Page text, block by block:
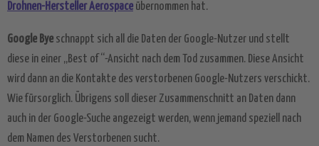
Drohnen-Hersteller Aerospace übernommen hat.
Google Bye schnappt sich all die Daten der Google-Nutzer und stellt
diese in einer „Best of“-Ansicht nach dem Tod zusammen. Diese Ansicht
wird dann an die Kontakte des verstorbenen Google-Nutzers verschickt.
Wie fürsorglich. Übrigens soll dieser Zusammenschnitt an Daten dann
auch in der Google-Suche angezeigt werden, wenn jemand speziell nach
dem Namen des Verstorbenen sucht.